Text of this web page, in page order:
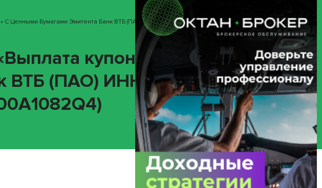
С Ценными Бумагами Эмитента Банк ВТБ (ПАО) ИНН 7702070139 (облигация 4-12-
купонного дохода»
ВТБ (ПАО) ИНН 7702070139